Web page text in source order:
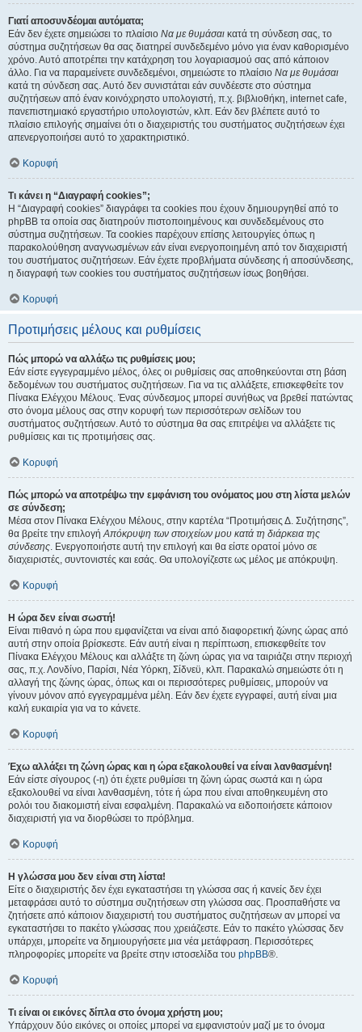
Γιατί αποσυνδέομαι αυτόματα;
Εάν δεν έχετε σημειώσει το πλαίσιο Να με θυμάσαι κατά τη σύνδεση σας, το
σύστημα συζητήσεων θα σας διατηρεί συνδεδεμένο μόνο για έναν καθορισμένο
χρόνο. Αυτό αποτρέπει την κατάχρηση του λογαριασμού σας από κάποιον
άλλο. Για να παραμείνετε συνδεδεμένοι, σημειώστε το πλαίσιο Να με θυμάσαι
κατά τη σύνδεση σας. Αυτό δεν συνιστάται εάν συνδέεστε στο σύστημα
συζητήσεων από έναν κοινόχρηστο υπολογιστή, π.χ. βιβλιοθήκη, internet cafe,
πανεπιστημιακό εργαστήριο υπολογιστών, κλπ. Εάν δεν βλέπετε αυτό το
πλαίσιο επιλογής σημαίνει ότι ο διαχειριστής του συστήματος συζητήσεων έχει
απενεργοποιήσει αυτό το χαρακτηριστικό.
Κορυφή
Τι κάνει η “Διαγραφή cookies”;
Η “Διαγραφή cookies” διαγράφει τα cookies που έχουν δημιουργηθεί από το
phpBB τα οποία σας διατηρούν πιστοποιημένους και συνδεδεμένους στο
σύστημα συζητήσεων. Τα cookies παρέχουν επίσης λειτουργίες όπως η
παρακολούθηση αναγνωσμένων εάν είναι ενεργοποιημένη από τον διαχειριστή
του συστήματος συζητήσεων. Εάν έχετε προβλήματα σύνδεσης ή αποσύνδεσης,
η διαγραφή των cookies του συστήματος συζητήσεων ίσως βοηθήσει.
Κορυφή
Προτιμήσεις μέλους και ρυθμίσεις
Πώς μπορώ να αλλάξω τις ρυθμίσεις μου;
Εάν είστε εγγεγραμμένο μέλος, όλες οι ρυθμίσεις σας αποθηκεύονται στη βάση
δεδομένων του συστήματος συζητήσεων. Για να τις αλλάξετε, επισκεφθείτε τον
Πίνακα Ελέγχου Μέλους. Ένας σύνδεσμος μπορεί συνήθως να βρεθεί πατώντας
στο όνομα μέλους σας στην κορυφή των περισσότερων σελίδων του
συστήματος συζητήσεων. Αυτό το σύστημα θα σας επιτρέψει να αλλάξετε τις
ρυθμίσεις και τις προτιμήσεις σας.
Κορυφή
Πώς μπορώ να αποτρέψω την εμφάνιση του ονόματος μου στη λίστα μελών
σε σύνδεση;
Μέσα στον Πίνακα Ελέγχου Μέλους, στην καρτέλα “Προτιμήσεις Δ. Συζήτησης”,
θα βρείτε την επιλογήΑπόκρυψη των στοιχείων μου κατά τη διάρκεια της
σύνδεσης. Ενεργοποιήστε αυτή την επιλογή και θα είστε ορατοί μόνο σε
διαχειριστές, συντονιστές και εσάς. Θα υπολογίζεστε ως μέλος με απόκρυψη.
Κορυφή
Η ώρα δεν είναι σωστή!
Είναι πιθανό η ώρα που εμφανίζεται να είναι από διαφορετική ζώνης ώρας από
αυτή στην οποία βρίσκεστε. Εάν αυτή είναι η περίπτωση, επισκεφθείτε τον
Πίνακα Ελέγχου Μέλους και αλλάξτε τη ζώνη ώρας για να ταιριάζει στην περιοχή
σας, π.χ. Λονδίνο, Παρίσι, Νέα Υόρκη, Σίδνεϋ, κλπ. Παρακαλώ σημειώστε ότι η
αλλαγή της ζώνης ώρας, όπως και οι περισσότερες ρυθμίσεις, μπορούν να
γίνουν μόνον από εγγεγραμμένα μέλη. Εάν δεν έχετε εγγραφεί, αυτή είναι μια
καλή ευκαιρία για να το κάνετε.
Κορυφή
Έχω αλλάξει τη ζώνη ώρας και η ώρα εξακολουθεί να είναι λανθασμένη!
Εάν είστε σίγουρος (-η) ότι έχετε ρυθμίσει τη ζώνη ώρας σωστά και η ώρα
εξακολουθεί να είναι λανθασμένη, τότε ή ώρα που είναι αποθηκευμένη στο
ρολόι του διακομιστή είναι εσφαλμένη. Παρακαλώ να ειδοποιήσετε κάποιον
διαχειριστή για να διορθώσει το πρόβλημα.
Κορυφή
Η γλώσσα μου δεν είναι στη λίστα!
Είτε ο διαχειριστής δεν έχει εγκαταστήσει τη γλώσσα σας ή κανείς δεν έχει
μεταφράσει αυτό το σύστημα συζητήσεων στη γλώσσα σας. Προσπαθήστε να
ζητήσετε από κάποιον διαχειριστή του συστήματος συζητήσεων αν μπορεί να
εγκαταστήσει το πακέτο γλώσσας που χρειάζεστε. Εάν το πακέτο γλώσσας δεν
υπάρχει, μπορείτε να δημιουργήσετε μια νέα μετάφραση. Περισσότερες
πληροφορίες μπορείτε να βρείτε στην ιστοσελίδα του phpBB®.
Κορυφή
Τι είναι οι εικόνες δίπλα στο όνομα χρήστη μου;
Υπάρχουν δύο εικόνες οι οποίες μπορεί να εμφανιστούν μαζί με το όνομα